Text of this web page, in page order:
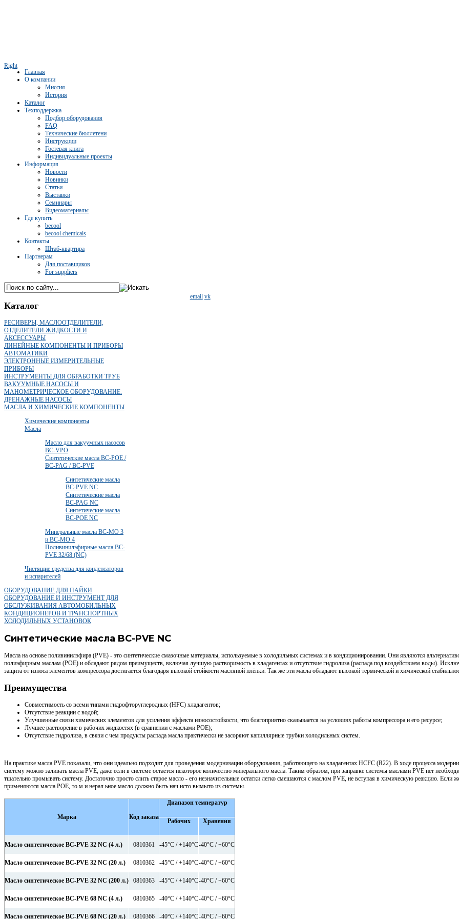
Right
Главная
О компании
Миссия
История
Каталог
Техподдержка
Подбор оборудования
FAQ
Технические бюллетени
Инструкции
Гостевая книга
Индивидуальные проекты
Информация
Новости
Новинки
Статьи
Выставки
Семинары
Видеоматериалы
Где купить
becool
becool chemicals
Контакты
Штаб-квартира
Партнерам
Для поставщиков
For suppliers
email vk
Каталог
РЕСИВЕРЫ, МАСЛООТДЕЛИТЕЛИ,
ОТДЕЛИТЕЛИ ЖИДКОСТИ И
АКСЕССУАРЫ
ЛИНЕЙНЫЕ КОМПОНЕНТЫ И ПРИБОРЫ
АВТОМАТИКИ
ЭЛЕКТРОННЫЕ ИЗМЕРИТЕЛЬНЫЕ
ПРИБОРЫ
ИНСТРУМЕНТЫ ДЛЯ ОБРАБОТКИ ТРУБ
ВАКУУМНЫЕ НАСОСЫ И
МАНОМЕТРИЧЕСКОЕ ОБОРУДОВАНИЕ.
ДРЕНАЖНЫЕ НАСОСЫ
МАСЛА И ХИМИЧЕСКИЕ КОМПОНЕНТЫ
Химические компоненты
Масла
Масло для вакуумных насосов
BC-VPO
Синтетические масла ВС-POE /
BC-PAG / BC-PVE
Синтетические масла
BC-PVE NC
Синтетические масла
BC-PAG NC
Синтетические масла
BC-POE NC
Минеральные масла BC-MO 3
и BC-MO 4
Поливинилэфирные масла BC-
PVE 32/68 (NC)
Чистящие средства для конденсаторов
и испарителей
ОБОРУДОВАНИЕ ДЛЯ ПАЙКИ
ОБОРУДОВАНИЕ И ИНСТРУМЕНТ ДЛЯ
ОБСЛУЖИВАНИЯ АВТОМОБИЛЬНЫХ
КОНДИЦИОНЕРОВ И ТРАНСПОРТНЫХ
ХОЛОДИЛЬНЫХ УСТАНОВОК
Синтетические масла BC-PVE NC
Масла на основе поливинилэфира (PVE) - это синтетические смазочные материалы, используемые в холо­дильных системах и в кондиционировании. Они являются
полиэфирным маслам (РОЕ) и обладают рядом преимуществ, включая лучшую растворимость в хладагентах и отсутствие гидролиза (распада под воздействием воды).
защита от износа элементов компрессора достигается благодаря высокой стойкости масляной плёнки. Так же эти масла обладают высокой термической и хими­ческой
Преимущества
Совместимость со всеми типами гидрофторуглеродных (HFC) хладагентов;
Отсутствие реакции с водой;
Улучшенные связи химических элементов для усиления эффекта износостойкости, что благоприятно ска­зывается на условиях работы компрессора и его ресурсе;
Лучшее растворение в рабочих жидкостях (в сравнении с маслами РОЕ);
Отсутствие гидролиза, в связи с чем продукты распада масла практически не засоряют капиллярные труб­ки холодильных систем.
На практике масла PVE показали, что они идеально подходят для проведения модернизации оборудования, работающего на хладагентах HCFC (R22). В ходе процесса
систему можно заливать масла PVE, даже если в системе остается некоторое количество минерального масла. Таким образом, при заправке системы маслами PVE нет
тщательно промывать систему. Достаточно просто слить старое масло - его незначительные ос­татки легко смешаются с маслом PVE, не вступая в химическую реакцию. Если
применяются масла РОЕ, то м и нерал ьное масло должно быть нач исто вымыто из системы.
Марка Код заказа
Диапазон температур
Рабочих Хранения
Масло синтетическое BC-PVE 32 NC (4 л.) 0810361 -45°C / +140°C-40°C / +60°C
Масло синтетическое BC-PVE 32 NC (20 л.) 0810362 -45°C / +140°C-40°C / +60°C
Масло синтетическое BC-PVE 32 NC (200 л.) 0810363 -45°C / +140°C-40°C / +60°C
Масло синтетическое BC-PVE 68 NC (4 л.) 0810365 -40°C / +140°C-40°C / +60°C
Масло синтетическое BC-PVE 68 NC (20 л.) 0810366 -40°C / +140°C-40°C / +60°C